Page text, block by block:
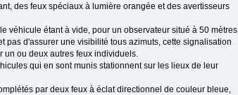
des feux spéciaux à lumière orangée et des avertisseurs
véhicule étant à vide, pour un observateur situé à 50 mètres.
pas d'assurer une visibilité tous azimuts, cette signalisation
ou deux autres feux individuels.
qui en sont munis stationnent sur les lieux de leur
par deux feux à éclat directionnel de couleur bleue,